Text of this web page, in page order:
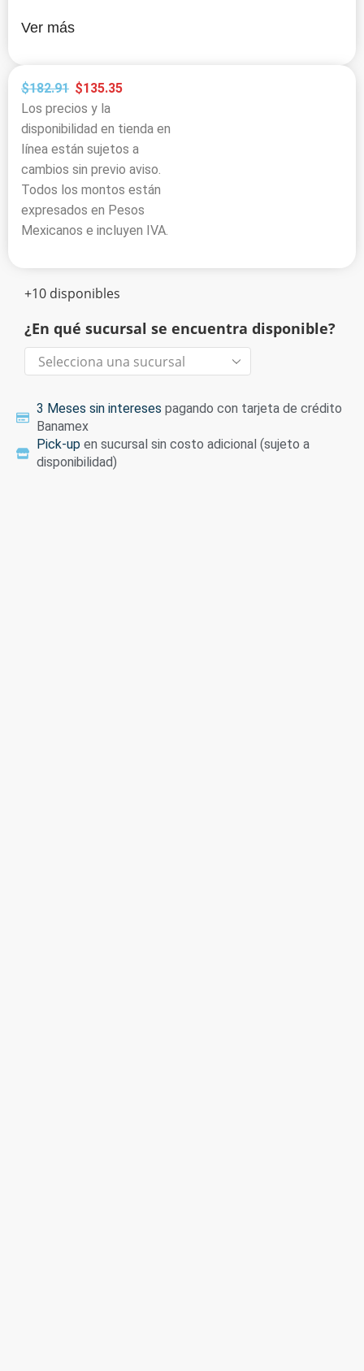
Ver más
$182.91 $135.35
Los precios y la
disponibilidad en tienda en
línea están sujetos a
cambios sin previo aviso.
Todos los montos están
expresados en Pesos
Mexicanos e incluyen IVA.
+10 disponibles
¿En qué sucursal se encuentra disponible?
3 Meses sin intereses pagando con tarjeta de crédito
Banamex
Pick-up en sucursal sin costo adicional (sujeto a
disponibilidad)